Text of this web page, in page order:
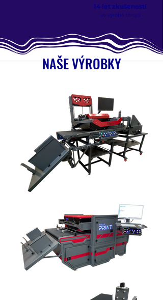
14 let zkušeností
ve výrobě strojů
NAŠE VÝROBKY